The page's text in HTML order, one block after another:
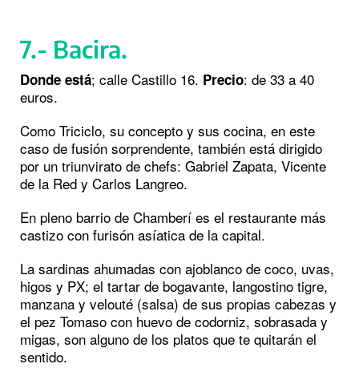
7.- Bacira.
Donde está; calle Castillo 16. Precio: de 33 a 40
euros.
Como Triciclo, su concepto y sus cocina, en este
caso de fusión sorprendente, también está dirigido
por un triunvirato de chefs: Gabriel Zapata, Vicente
de la Red y Carlos Langreo.
En pleno barrio de Chamberí es el restaurante más
castizo con furisón asíatica de la capital.
La sardinas ahumadas con ajoblanco de coco, uvas,
higos y PX; el tartar de bogavante, langostino tigre,
manzana y velouté (salsa) de sus propias cabezas y
el pez Tomaso con huevo de codorniz, sobrasada y
migas, son alguno de los platos que te quitarán el
sentido.